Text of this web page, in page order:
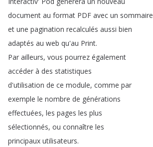
document au format PDF avec un sommaire
et une pagination recalculés aussi bien
adaptés au web qu'au Print.
Par ailleurs, vous pourrez également
accéder à des statistiques
d'utilisation de ce module, comme par
exemple le nombre de générations
effectuées, les pages les plus
sélectionnés, ou connaître les
principaux utilisateurs.